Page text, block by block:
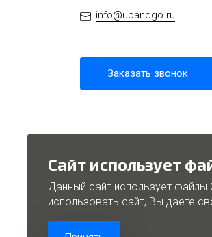
info@upandgo.ru
Заказать звонок
Сайт использует
Данный сайт использует
использовать сайт, Вы даете